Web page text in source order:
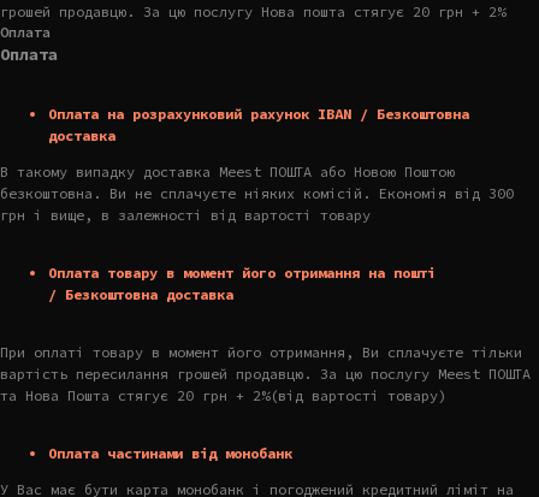
грошей продавцю. За цю послугу Нова пошта стягує 20 грн + 2%
Оплата
Оплата
Оплата на розрахунковий рахунок IBAN / Безкоштовна
доставка
В такому випадку доставка Meest ПОШТА або Новою Поштою
безкоштовна. Ви не сплачуєте ніяких комісій. Економія від 300
грн і вище, в залежності від вартості товару
Оплата товару в момент його отримання на пошті
/ Безкоштовна доставка
При оплаті товару в момент його отримання, Ви сплачуєте тільки
вартість пересилання грошей продавцю. За цю послугу Meest ПОШТА
та Нова Пошта стягує 20 грн + 2%(від вартості товару)
Оплата частинами від монобанк
У Вас має бути карта монобанк і погоджений кредитний ліміт на